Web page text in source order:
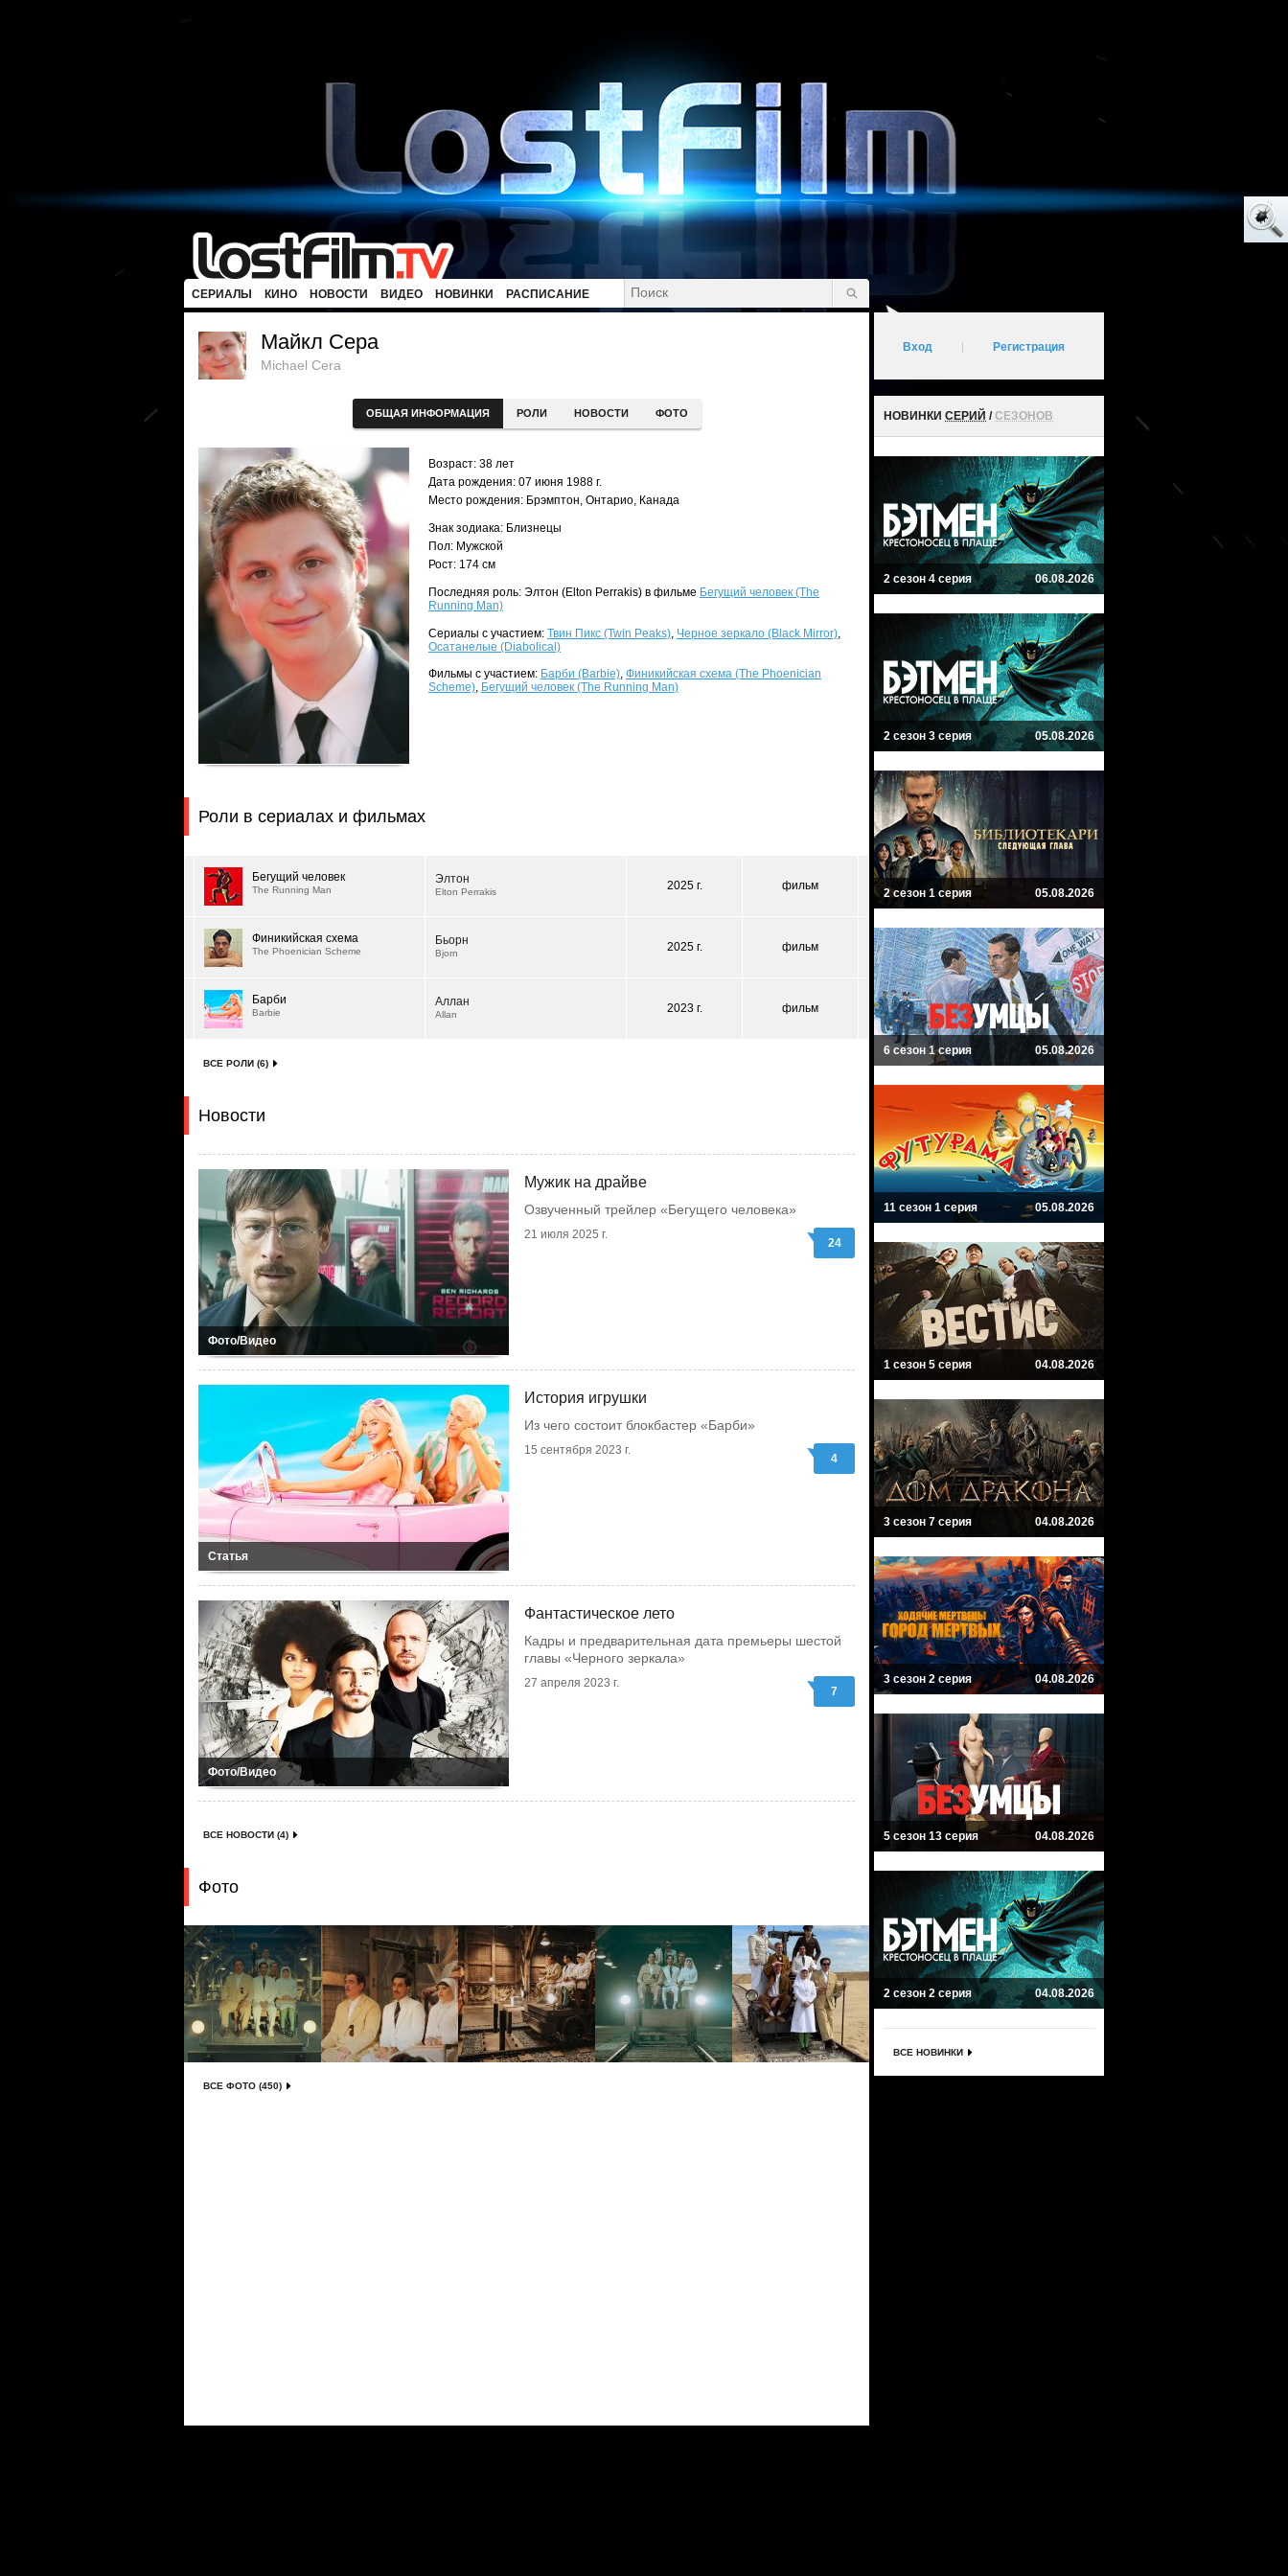
СЕРИАЛЫ КИНО НОВОСТИ ВИДЕО НОВИНКИ РАСПИСАНИЕ
Майкл Сера
Michael Cera
ОБЩАЯ ИНФОРМАЦИЯ РОЛИ НОВОСТИ ФОТО
Возраст: 38 лет
Дата рождения: 07 июня 1988 г.
Место рождения: Брэмптон, Онтарио, Канада
Знак зодиака: Близнецы
Пол: Мужской
Рост: 174 см
Последняя роль: Элтон (Elton Perrakis) в фильме Бегущий человек (The
Running Man)
Сериалы с участием: Твин Пикс (Twin Peaks), Черное зеркало (Black Mirror),
Осатанелые (Diabolical)
Фильмы с участием: Барби (Barbie), Финикийская схема (The Phoenician
Scheme), Бегущий человек (The Running Man)
Роли в сериалах и фильмах
Бегущий человек
The Running Man
Элтон
Elton Perrakis 2025 г. фильм
Финикийская схема
The Phoenician Scheme
Бьорн
Bjorn 2025 г. фильм
Барби
Barbie
Аллан
Allan 2023 г. фильм
ВСЕ РОЛИ (6)
Новости
Фото/Видео
Мужик на драйве
Озвученный трейлер «Бегущего человека»
21 июля 2025 г.
24
Статья
История игрушки
Из чего состоит блокбастер «Барби»
15 сентября 2023 г.
4
Фото/Видео
Фантастическое лето
Кадры и предварительная дата премьеры шестой
главы «Черного зеркала»
27 апреля 2023 г.
7
ВСЕ НОВОСТИ (4)
Фото
ВСЕ ФОТО (450)
Вход Регистрация
НОВИНКИ СЕРИЙ /СЕЗОНОВ
2 сезон 4 серия 06.08.2026
2 сезон 3 серия 05.08.2026
2 сезон 1 серия 05.08.2026
6 сезон 1 серия 05.08.2026
11 сезон 1 серия 05.08.2026
1 сезон 5 серия 04.08.2026
3 сезон 7 серия 04.08.2026
3 сезон 2 серия 04.08.2026
5 сезон 13 серия 04.08.2026
2 сезон 2 серия 04.08.2026
ВСЕ НОВИНКИ